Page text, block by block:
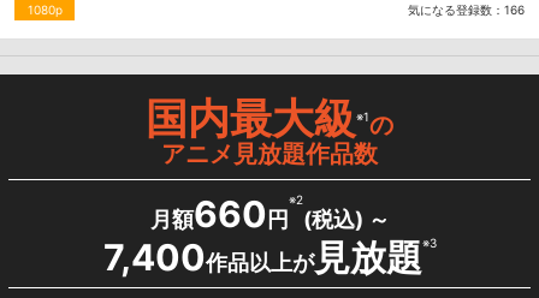
1080p 気になる登録数： 166
国内最大級※1の
アニメ見放題作品数
月額660 円
※2
(税込) ～
7,400作品以上が見放題※3